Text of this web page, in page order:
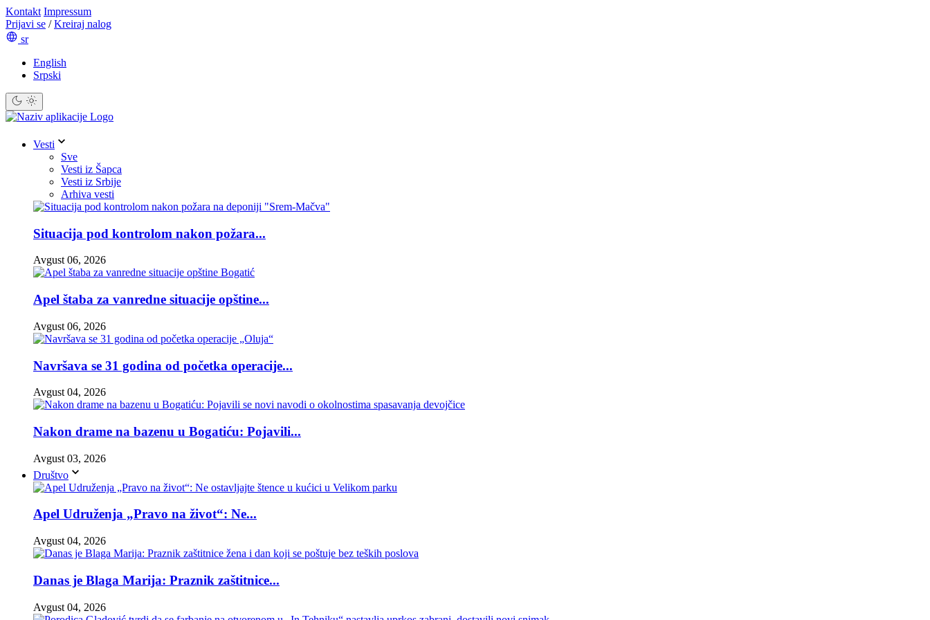
Kontakt Impressum
Prijavi se / Kreiraj nalog
sr
English
Srpski
Vesti
Sve
Vesti iz Šapca
Vesti iz Srbije
Arhiva vesti
Situacija pod kontrolom nakon požara...
Avgust 06, 2026
Apel štaba za vanredne situacije opštine...
Avgust 06, 2026
Navršava se 31 godina od početka operacije...
Avgust 04, 2026
Nakon drame na bazenu u Bogatiću: Pojavili...
Avgust 03, 2026
Društvo
Apel Udruženja „Pravo na život“: Ne...
Avgust 04, 2026
Danas je Blaga Marija: Praznik zaštitnice...
Avgust 04, 2026